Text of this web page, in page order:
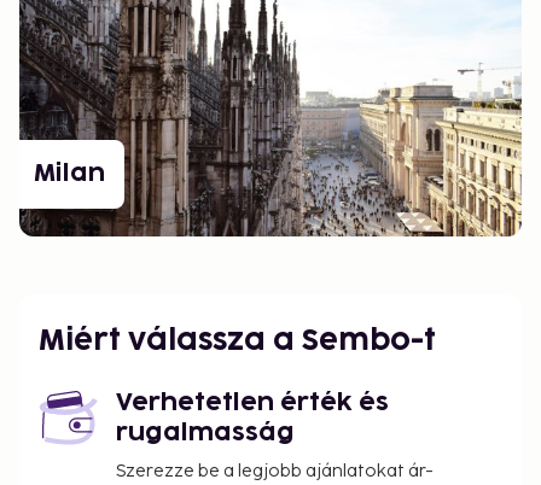
Milan
Miért válassza a Sembo-t
Verhetetlen érték és
rugalmasság
Szerezze be a legjobb ajánlatokat ár-